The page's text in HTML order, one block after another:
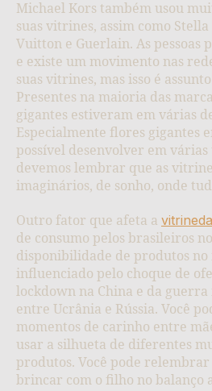
Michael Kors também usou
suas vitrines, assim como
Vuitton e Guerlain. As pessoas
e existe um movimento nas
suas vitrines, mas isso é
Presentes na maioria das
gigantes estiveram em várias
Especialmente flores gigantes
possível desenvolver em várias
devemos lembrar que as
imaginários, de sonho, onde
Outro fator que afeta a
de consumo pelos brasileiros
disponibilidade de produtos
influenciado pelo choque de
lockdown na China e da guerra
entre Ucrânia e Rússia. Você
momentos de carinho entre
usar a silhueta de diferentes
produtos. Você pode relembrar
brincar com o filho no balanço